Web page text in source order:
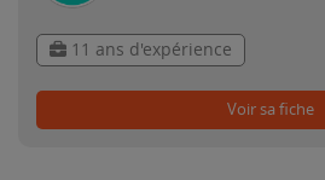
11 ans d'expérience
Voir sa fiche